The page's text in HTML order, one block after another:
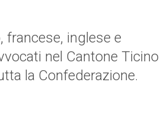
francese, inglese e
nel Cantone Ticino
la Confederazione.